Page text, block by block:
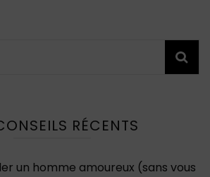
RÉCENTS
un homme amoureux (sans vous